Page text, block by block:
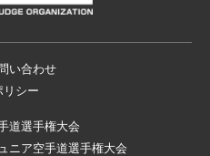
い合わせ
リシー
道選手権大会
ニア空手道選手権大会